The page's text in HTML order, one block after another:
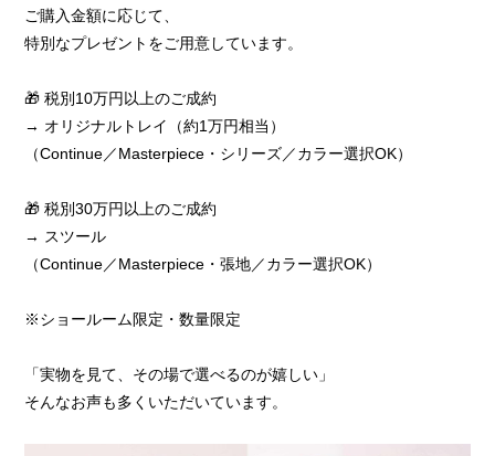
ご購入金額に応じて、
特別なプレゼントをご用意しています。
🎁 税別10万円以上のご成約
→ オリジナルトレイ（約1万円相当）
（Continue／Masterpiece・シリーズ／カラー選択OK）
🎁 税別30万円以上のご成約
→ スツール
（Continue／Masterpiece・張地／カラー選択OK）
※ショールーム限定・数量限定
「実物を見て、その場で選べるのが嬉しい」
そんなお声も多くいただいています。